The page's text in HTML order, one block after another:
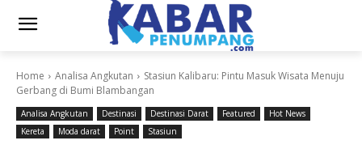
Home Analisa Angkutan
Stasiun Kalibaru: Pintu Masuk Wisata Menuju
Gerbang di Bumi Blambangan
Analisa Angkutan Destinasi Destinasi Darat Featured
Hot News
Kereta
Moda darat Point Stasiun